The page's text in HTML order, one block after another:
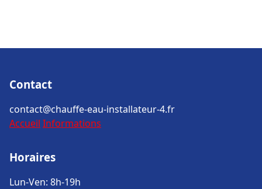
Contact
contact@chauffe-eau-installateur-4.fr
Accueil Informations
Horaires
Lun-Ven: 8h-19h